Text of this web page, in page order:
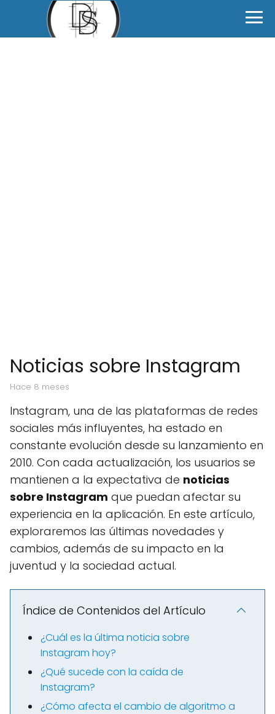
Noticias sobre Instagram
hace 8 meses
Instagram, una de las plataformas de redes
sociales más influyentes, ha estado en
constante evolución desde su lanzamiento en
2010. Con cada actualización, los usuarios se
mantienen a la expectativa de noticias
sobre Instagram que puedan afectar su
experiencia en la aplicación. En este artículo,
exploraremos las últimas novedades y
cambios, además de su impacto en la
juventud y la sociedad actual.
Índice de Contenidos del Artículo
¿Cuál es la última noticia sobre
Instagram hoy?
¿Qué sucede con la caída de
Instagram?
¿Cómo afecta el cambio de algoritmo a